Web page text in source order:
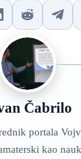
Čabrilo
portala
kao